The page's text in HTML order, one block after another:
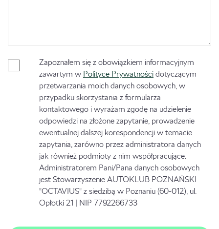
Zapoznałem się z obowiązkiem informacyjnym
zawartym w Polityce Prywatności dotyczącym
przetwarzania moich danych osobowych, w
przypadku skorzystania z formularza
kontaktowego i wyrażam zgodę na udzielenie
odpowiedzi na złożone zapytanie, prowadzenie
ewentualnej dalszej korespondencji w temacie
zapytania, zarówno przez administratora danych
jak również podmioty z nim współpracujące.
Administratorem Pani/Pana danych osobowych
jest Stowarzyszenie AUTOKLUB POZNAŃSKI
"OCTAVIUS" z siedzibą w Poznaniu (60-012), ul.
Opłotki 21 | NIP 7792266733